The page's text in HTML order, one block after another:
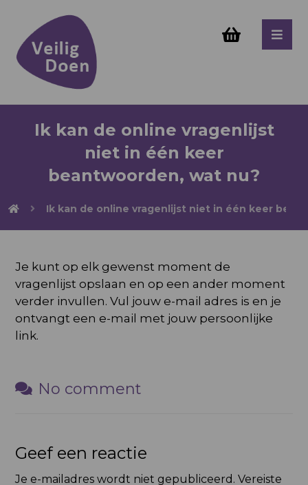
Ik kan de online vragenlijst
niet in één keer
beantwoorden, wat nu?
Ik kan de online vragenlijst niet in één keer
Je kunt op elk gewenst moment de
vragenlijst opslaan en op een ander moment
verder invullen. Vul jouw e-mail adres is en je
ontvangt een e-mail met jouw persoonlijke
link.
No comment
Geef een reactie
Je e-mailadres wordt niet gepubliceerd. Vereiste